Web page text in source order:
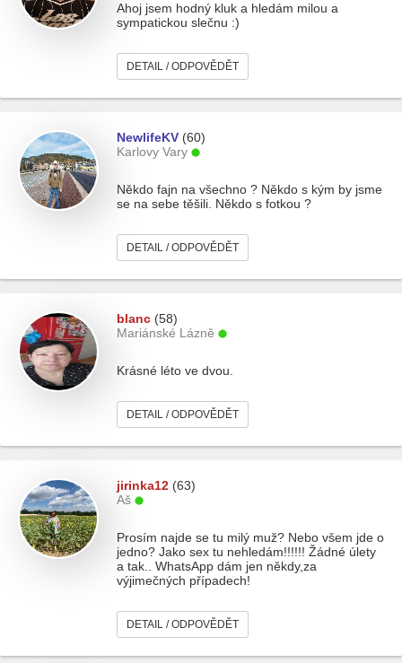
Ahoj jsem hodný kluk a hledám milou a
sympatickou slečnu :)
DETAIL / ODPOVĚDĚT
NewlifeKV (60)
Karlovy Vary
Někdo fajn na všechno ? Někdo s kým by jsme
se na sebe těšili. Někdo s fotkou ?
DETAIL / ODPOVĚDĚT
blanc (58)
Mariánské Lázně
Krásné léto ve dvou.
DETAIL / ODPOVĚDĚT
jirinka12 (63)
Aš
Prosím najde se tu milý muž? Nebo všem jde o
jedno? Jako sex tu nehledám!!!!!! Žádné úlety
a tak.. WhatsApp dám jen někdy,za
výjimečných případech!
DETAIL / ODPOVĚDĚT